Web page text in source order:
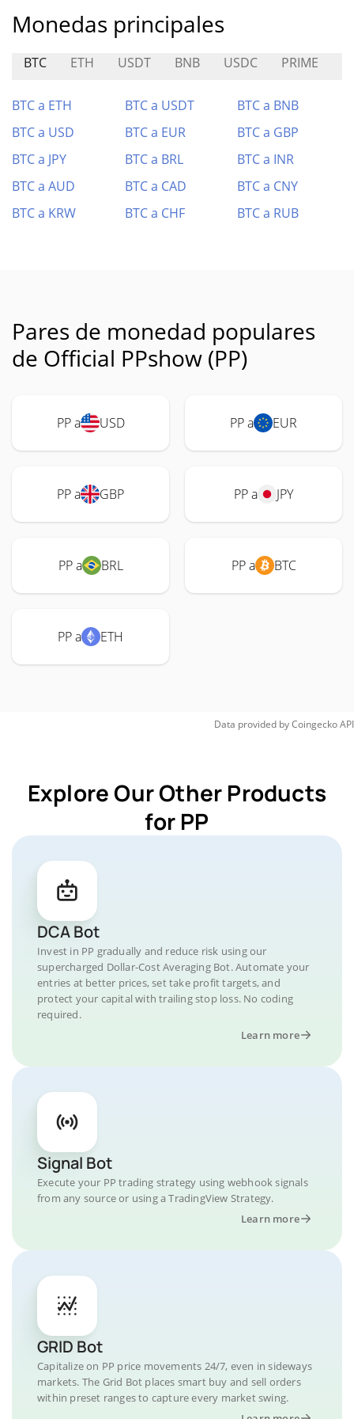
Monedas principales
BTC ETH USDT BNB USDC PRIME
BTC a ETH BTC a USDT
BTC a BNB
BTC a USD
BTC a EUR
BTC a GBP
BTC a JPY
BTC a BRL
BTC a INR
BTC a AUD
BTC a CAD
BTC a CNY
BTC a KRW
BTC a CHF BTC a RUB
Pares de monedad populares
de Official PPshow (PP)
PP a USD PP a EUR
PP a GBP PP a JPY
PP a BRL PP a BTC
PP a ETH
Data provided byCoingeckoAPI
Explore Our Other Products
for PP
DCA Bot
Invest in PP gradually and reduce risk using our
supercharged Dollar-Cost Averaging Bot. Automate your
entries at better prices, set take profit targets, and
protect your capital with trailing stop loss. No coding
required.
Learn more
Signal Bot
Execute your PP trading strategy using webhook signals
from any source or using a TradingView Strategy.
Learn more
GRID Bot
Capitalize on PP price movements 24/7, even in sideways
markets. The Grid Bot places smart buy and sell orders
within preset ranges to capture every market swing.